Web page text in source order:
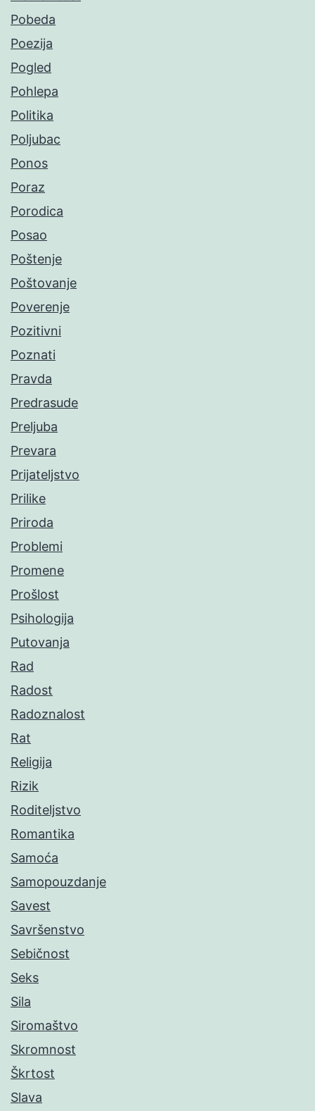
Pobeda
Poezija
Pogled
Pohlepa
Politika
Poljubac
Ponos
Poraz
Porodica
Posao
Poštenje
Poštovanje
Poverenje
Pozitivni
Poznati
Pravda
Predrasude
Preljuba
Prevara
Prijateljstvo
Prilike
Priroda
Problemi
Promene
Prošlost
Psihologija
Putovanja
Rad
Radost
Radoznalost
Rat
Religija
Rizik
Roditeljstvo
Romantika
Samoća
Samopouzdanje
Savest
Savršenstvo
Sebičnost
Seks
Sila
Siromaštvo
Skromnost
Škrtost
Slava